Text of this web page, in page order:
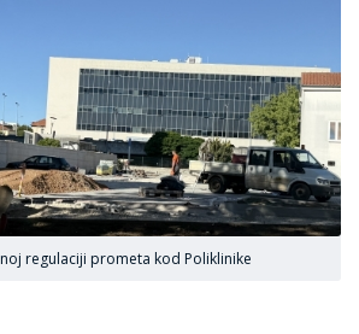
regulaciji prometa kod Poliklinike